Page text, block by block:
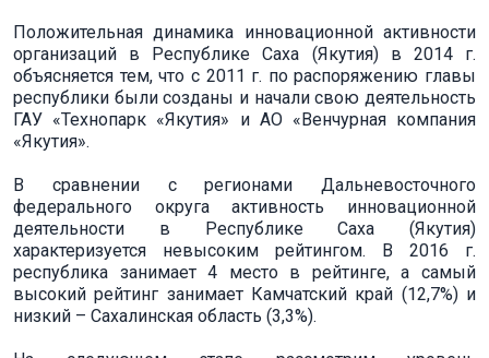
Положительная динамика инновационной активности
организаций в Республике Саха (Якутия) в 2014 г.
объясняется тем, что с 2011 г. по распоряжению главы
республики были созданы и начали свою деятельность
ГАУ «Технопарк «Якутия» и АО «Венчурная компания
«Якутия».
В сравнении с регионами Дальневосточного
федерального округа активность инновационной
деятельности в Республике Саха (Якутия)
характеризуется невысоким рейтингом. В 2016 г.
республика занимает 4 место в рейтинге, а самый
высокий рейтинг занимает Камчатский край (12,7%) и
низкий – Сахалинская область (3,3%).